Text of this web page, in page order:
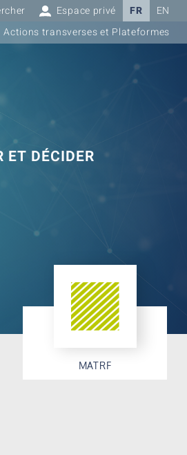
Espace privé FR
EN
Actions transverses et Plateformes
DÉCIDER
MATRF